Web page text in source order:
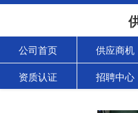
公司首页 供应商机
资质认证 招聘中心